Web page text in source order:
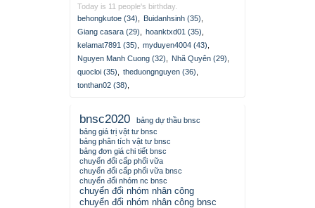
Today is 11 people's birthday.
behongkutoe (34)
Buidanhsinh (35)
Giang casara (29)
hoanktxd01 (35)
kelamat7891 (35)
myduyen4004 (43)
Nguyen Manh Cuong (32)
Nhã Quyên (29)
quocloi (35)
theduongnguyen (36)
tonthan02 (38)
bnsc2020
bảng dự thầu bnsc
bảng giá trị vật tư bnsc
bảng phân tích vật tư bnsc
bảng đơn giá chi tiết bnsc
chuyển đổi cấp phối vữa
chuyển đổi cấp phối vữa bnsc
chuyển đổi nhóm nc bnsc
chuyển đổi nhóm nhân công
chuyển đổi nhóm nhân công bnsc